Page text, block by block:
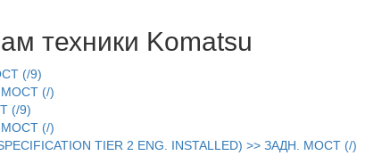
техники Komatsu
(/9)
МОСТ (/)
(/9)
МОСТ (/)
TIER 2 ENG. INSTALLED) >> ЗАДН. МОСТ (/)